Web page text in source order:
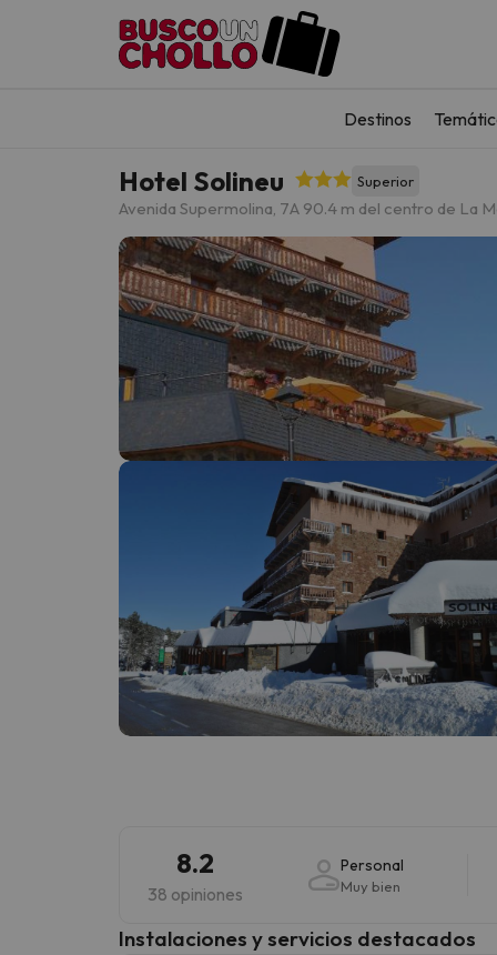
Destinos
Hotel Solineu Superior
Avenida Supermolina, 7A 90.4 m del centro de La
8.2
38 opiniones
Personal
Muy bien
Instalaciones y servicios destacados